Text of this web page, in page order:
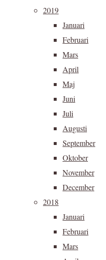
2019
Januari
Februari
Mars
April
Maj
Juni
Juli
Augusti
September
Oktober
November
December
2018
Januari
Februari
Mars